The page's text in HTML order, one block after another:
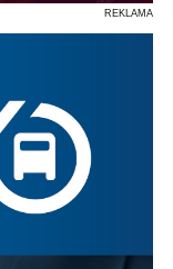
REKLAMA